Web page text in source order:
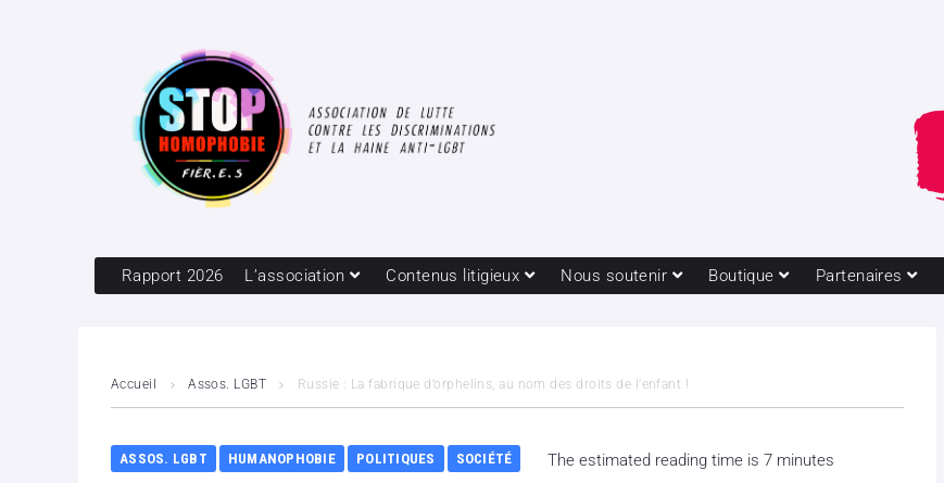
Rapport 2026 L’association Contenus litigieux Nous soutenir Boutique Partenaires
Accueil Assos. LGBT Russie : La fabrique d’orphelins, au nom des droits de l’enfant !
ASSOS. LGBT HUMANOPHOBIE POLITIQUES SOCIÉTÉ The estimated reading time is 7 minutes